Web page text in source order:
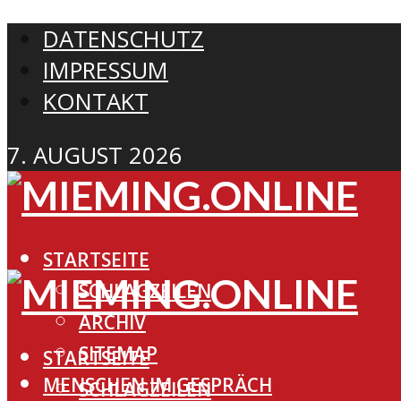
DATENSCHUTZ
IMPRESSUM
KONTAKT
7. AUGUST 2026
STARTSEITE
SCHLAGZEILEN
ARCHIV
SITEMAP
MENSCHEN IM GESPRÄCH
STARTSEITE
SCHLAGZEILEN